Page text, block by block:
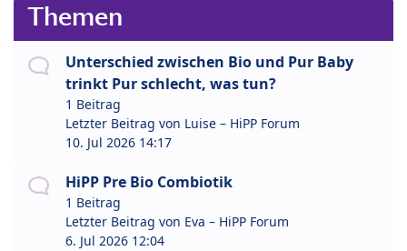
Themen
Unterschied zwischen Bio und Pur Baby
trinkt Pur schlecht, was tun?
1 Beitrag
Letzter Beitrag von Luise – HiPP Forum
10. Jul 2026 14:17
HiPP Pre Bio Combiotik
1 Beitrag
Letzter Beitrag von Eva – HiPP Forum
6. Jul 2026 12:04